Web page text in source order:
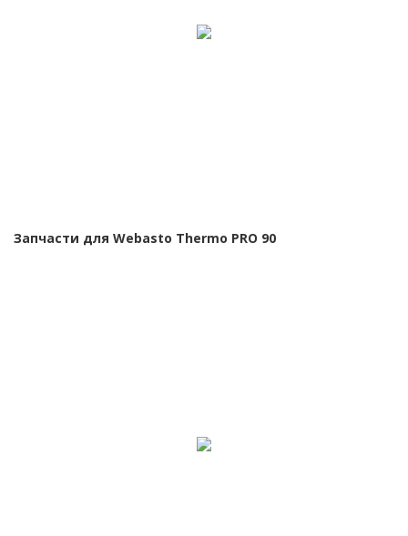
Запчасти для Webasto Thermo PRO 90